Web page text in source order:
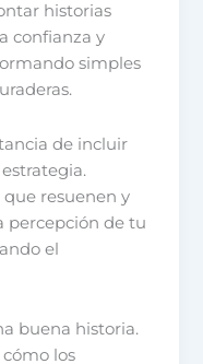
historias
confianza y
simples
de incluir
resuenen y
percepción de tu
el
buena historia.
los